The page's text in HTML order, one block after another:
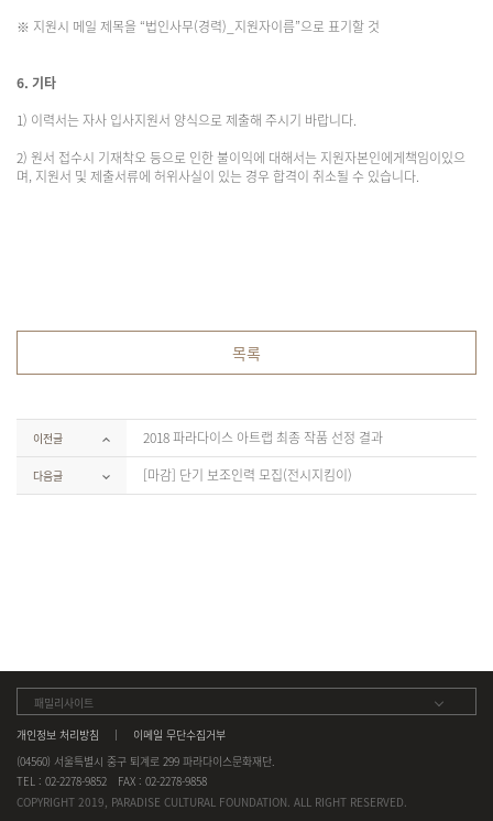
※ 지원시 메일 제목을 “법인사무(경력)_지원자이름”으로 표기할 것
6. 기타
1) 이력서는 자사 입사지원서 양식으로 제출해 주시기 바랍니다.
2) 원서 접수시 기재착오 등으로 인한 불이익에 대해서는 지원자본인에게책임이있으
며, 지원서 및 제출서류에 허위사실이 있는 경우 합격이 취소될 수 있습니다.
목록
이전글 2018 파라다이스 아트랩 최종 작품 선정 결과
다음글 [마감] 단기 보조인력 모집(전시지킴이)
개인정보 처리방침
이메일 무단수집거부
(04560) 서울특별시 중구 퇴계로 299 파라다이스문화재단.
TEL : 02-2278-9852
FAX : 02-2278-9858
COPYRIGHT 2019, PARADISE CULTURAL FOUNDATION. ALL RIGHT RESERVED.
패밀리사이트